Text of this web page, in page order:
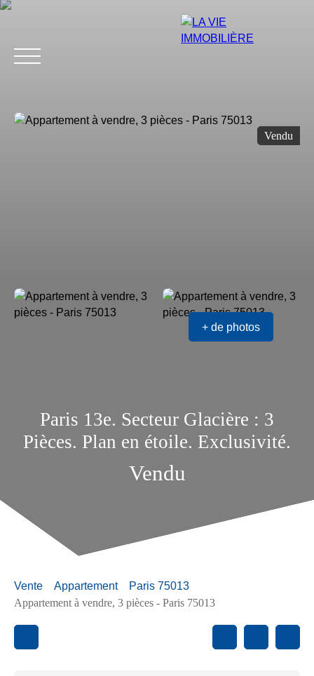
Estimation
Vendu
+ de photos
Paris 13e. Secteur Glacière : 3
Pièces. Plan en étoile. Exclusivité.
Vendu
Vente Appartement
Paris 75013
Appartement à vendre, 3 pièces - Paris 75013